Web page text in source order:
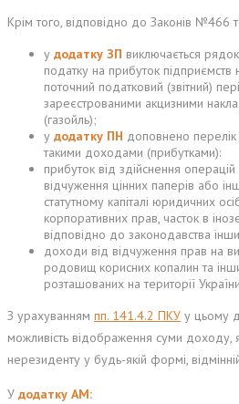
Крім того, відповідно до Законів №466
у додатку ЗП виключається
податку на прибуток підприємств
поточний податковий (звітний)
зареєстрованими акцизними
(газойль);
у додатку ПН доповнено
такими доходами (прибутками):
прибуток від здійснення
відчуження цінних паперів або
статутному капіталі юридичних
корпоративних прав, часток в
відповідно до законодавства
доходи від відчуження прав на
родовищ корисних копалин та
розташованих на території
З урахуванням пп. 141.4.2 ПКУ у цьому
можливість відображення суми доходу,
нерезиденту у будь-якій формі,
У додатку АМ: